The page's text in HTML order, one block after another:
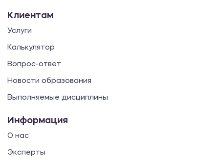
Клиентам
Услуги
Калькулятор
Вопрос-ответ
Новости образования
Выполняемые дисциплины
Информация
О нас
Эксперты